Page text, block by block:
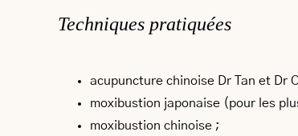
Techniques pratiquées
acupuncture chinoise Dr Tan et Dr
moxibustion japonaise (pour les
moxibustion chinoise ;